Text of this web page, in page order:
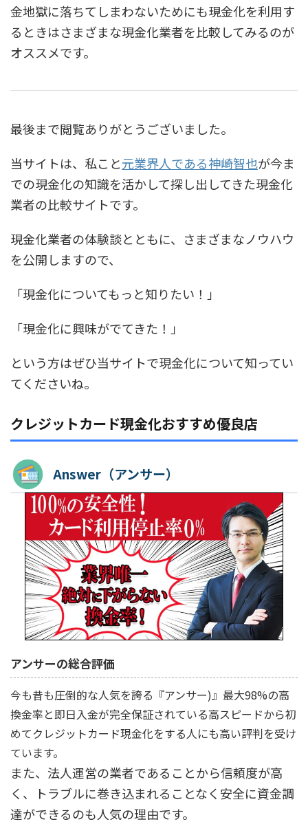
金地獄に落ちてしまわないためにも現金化を利用す
るときはさまざまな現金化業者を比較してみるのが
オススメです。
最後まで閲覧ありがとうございました。
当サイトは、私こと元業界人である神崎智也が今ま
での現金化の知識を活かして探し出してきた現金化
業者の比較サイトです。
現金化業者の体験談とともに、さまざまなノウハウ
を公開しますので、
「現金化についてもっと知りたい！」
「現金化に興味がでてきた！」
という方はぜひ当サイトで現金化について知ってい
てくださいね。
クレジットカード現金化おすすめ優良店
Answer（アンサー）
アンサーの総合評価
今も昔も圧倒的な人気を誇る『アンサー)』最大98%の高
換金率と即日入金が完全保証されている高スピードから初
めてクレジットカード現金化をする人にも高い評判を受け
ています。
また、法人運営の業者であることから信頼度が高
く、トラブルに巻き込まれることなく安全に資金調
達ができるのも人気の理由です。